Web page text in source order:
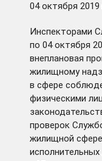
04 октября 2019
Инспекторами
по 04 октября
внеплановая
жилищному
в сфере
физическими
проверок
жилищной